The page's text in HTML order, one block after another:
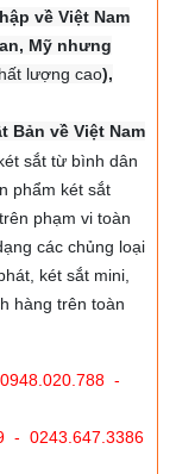
về Việt Nam
Mỹ nhưng
lượng cao),
Bản về Việt Nam
sắt từ bình dân
phẩm két sắt
phạm vi toàn
các chủng loại
két sắt mini,
hàng trên toàn
-
- 0243.647.3386